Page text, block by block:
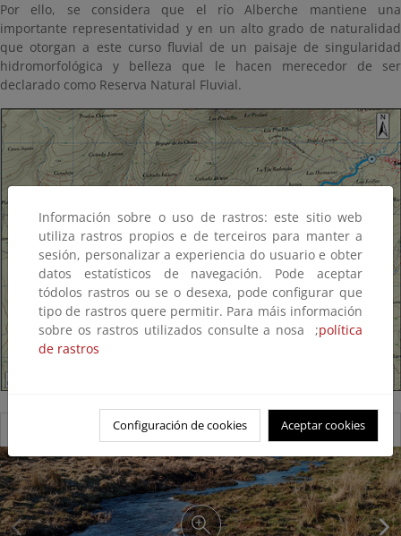
Por ello, se considera que el río Alberche mantiene una
importante representatividad y en un alto grado de naturalidad
que otorgan a este curso fluvial de un paisaje de singularidad
hidromorfológica y belleza que le hacen merecedor de ser
declarado como Reserva Natural Fluvial.
Reserva Natural Fluvial del Río Alberche
Información sobre o uso de rastros: este sitio web
utiliza rastros propios e de terceiros para manter a
sesión, personalizar a experiencia do usuario e obter
datos estatísticos de navegación. Pode aceptar
tódolos rastros ou se o desexa, pode configurar que
tipo de rastros quere permitir. Para máis información
sobre os rastros utilizados consulte a nosa ;política
de rastros
Configuración de cookies Aceptar cookies